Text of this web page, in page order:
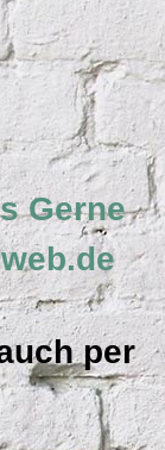
Gerne
per